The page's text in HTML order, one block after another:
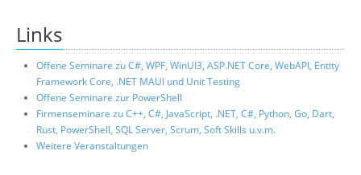
Links
Offene Seminare zu C#, WPF, WinUI3, ASP.NET Core, WebAPI, Entity
Framework Core, .NET MAUI und Unit Testing
Offene Seminare zur PowerShell
Firmenseminare zu C++, C#, JavaScript, .NET, C#, Python, Go, Dart,
Rust, PowerShell, SQL Server, Scrum, Soft Skills u.v.m.
Weitere Veranstaltungen